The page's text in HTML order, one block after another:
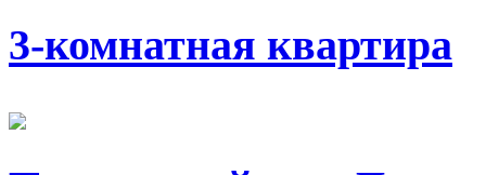
3-комнатная квартира